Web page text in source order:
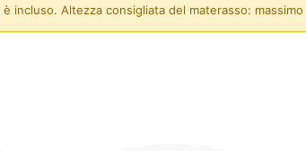
incluso. Altezza consigliata del materasso: massimo